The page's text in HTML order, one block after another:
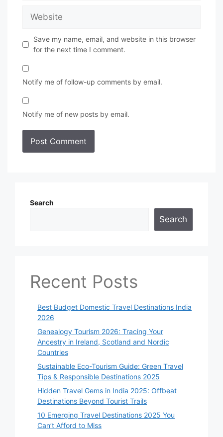
Website
Save my name, email, and website in this browser
for the next time I comment.
Notify me of follow-up comments by email.
Notify me of new posts by email.
Search
Search
Recent Posts
Best Budget Domestic Travel Destinations India
2026
Genealogy Tourism 2026: Tracing Your
Ancestry in Ireland, Scotland and Nordic
Countries
Sustainable Eco-Tourism Guide: Green Travel
Tips & Responsible Destinations 2025
Hidden Travel Gems in India 2025: Offbeat
Destinations Beyond Tourist Trails
10 Emerging Travel Destinations 2025 You
Can’t Afford to Miss